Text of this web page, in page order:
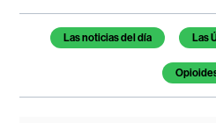
Temas de este artículo
Las noticias del día Las